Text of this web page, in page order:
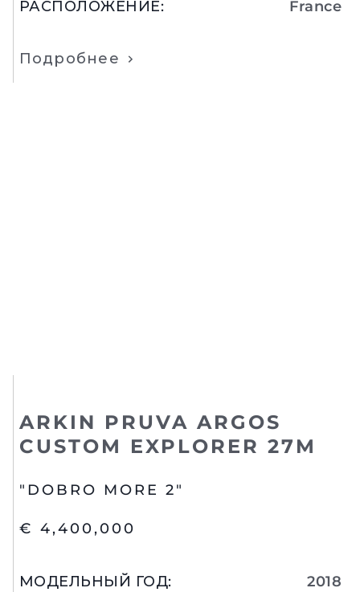
РАСПОЛОЖЕНИЕ: France
Подробнее
ARKIN PRUVA ARGOS
CUSTOM EXPLORER 27M
"DOBRO MORE 2"
€ 4,400,000
МОДЕЛЬНЫЙ ГОД: 2018